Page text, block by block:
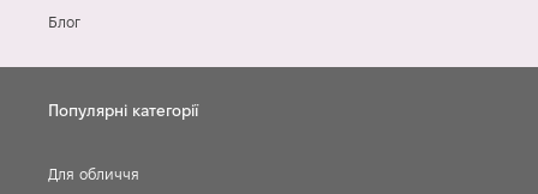
Блог
Популярні категорії
Для обличчя